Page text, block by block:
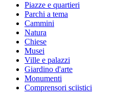
Piazze e quartieri
Parchi a tema
Cammini
Natura
Chiese
Musei
Ville e palazzi
Giardino d'arte
Monumenti
Comprensori sciistici